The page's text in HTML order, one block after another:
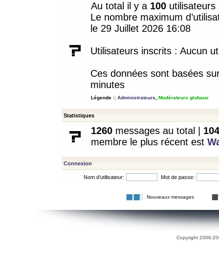
Au total il y a 100
Le nombre maximum
le 29 Juillet 2026 16:08
Utilisateurs inscrits : Aucun
Ces données sont basées
minutes
Légende :: Administrateurs Modérateurs globaux
Statistiques
1260 messages au total | 104
membre le plus récent est
Connexion
Nom d’utilisateur: Mot de passe:
Nouveaux messages
Copyright 2006-